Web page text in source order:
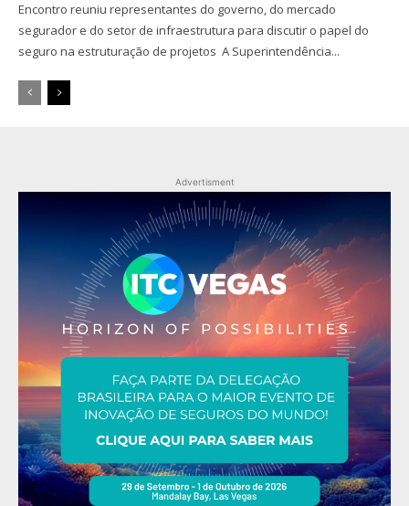
Encontro reuniu representantes do governo, do mercado
segurador e do setor de infraestrutura para discutir o papel do
seguro na estruturação de projetos A Superintendência...
Advertisment